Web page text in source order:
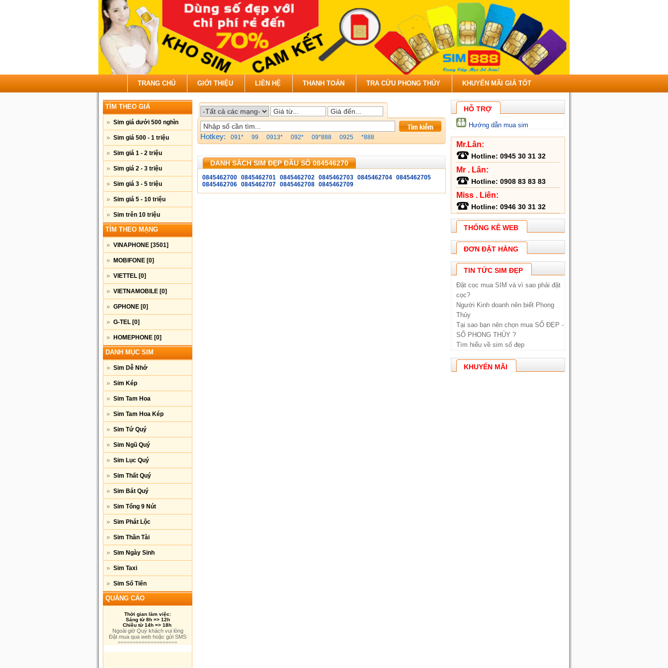
TRANG CHỦ GIỚI THIỆU LIÊN HỆ THANH TOÁN TRA CỨU PHONG THỦY KHUYẾN MÃI GIÁ TỐT
TÌM THEO GIÁ
Sim giá dưới 500 nghìn
Sim giá 500 - 1 triệu
Sim giá 1 - 2 triệu
Sim giá 2 - 3 triệu
Sim giá 3 - 5 triệu
Sim giá 5 - 10 triệu
Sim trên 10 triệu
TÌM THEO MẠNG
VINAPHONE [3501]
MOBIFONE [0]
VIETTEL [0]
VIETNAMOBILE [0]
GPHONE [0]
G-TEL [0]
HOMEPHONE [0]
DANH MỤC SIM
Sim Dễ Nhớ
Sim Kép
Sim Tam Hoa
Sim Tam Hoa Kép
Sim Tứ Quý
Sim Ngũ Quý
Sim Lục Quý
Sim Thất Quý
Sim Bát Quý
Sim Tổng 9 Nút
Sim Phát Lộc
Sim Thần Tài
Sim Ngày Sinh
Sim Taxi
Sim Số Tiến
QUẢNG CÁO
Thời gian làm việc:
Sáng từ 8h => 12h
Chiều từ 14h => 18h
Ngoài giờ Quý khách vui lòng
Đặt mua qua web hoặc gửi SMS
====================
Hotkey: 091* 99 0913* 092* 09*888 0925 *888
DANH SÁCH SIM ĐẸP ĐẦU SỐ 084546270
0845462700 0845462701 0845462702 0845462703 0845462704 0845462705
0845462706 0845462707 0845462708 0845462709
HỖ TRỢ
Hướng dẫn mua sim
Mr.Lân:
Hotline: 0945 30 31 32
Mr . Lân:
Hotline: 0908 83 83 83
Miss . Liên:
Hotline: 0946 30 31 32
THỐNG KÊ WEB
ĐƠN ĐẶT HÀNG
TIN TỨC SIM ĐẸP
Đặt cọc mua SIM và vì sao phải đặt
cọc?
Người Kinh doanh nên biết Phong
Thủy
Tại sao bạn nên chọn mua SỐ ĐẸP -
SỐ PHONG THỦY ?
Tìm hiểu về sim số đẹp
KHUYẾN MÃI